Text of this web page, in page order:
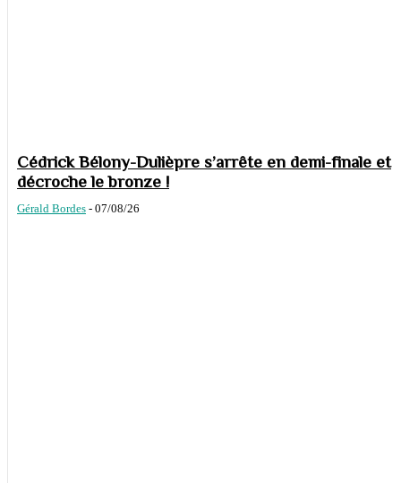
Cédrick Bélony-Dulièpre s’arrête en demi-finale et
décroche le bronze !
Gérald Bordes - 07/08/26